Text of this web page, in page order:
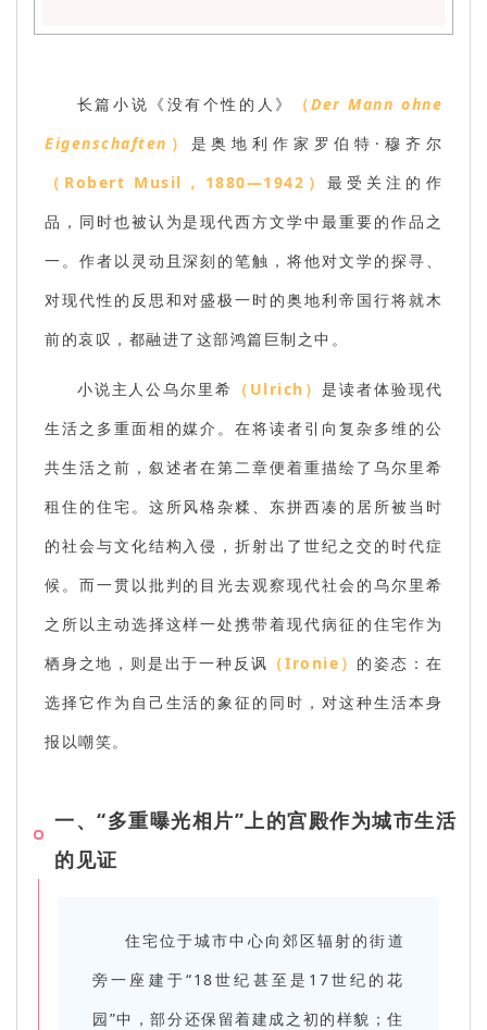
长篇小说《没有个性的人》 （Der Mann ohne
Eigenschaften ） 是奥地利作家罗伯特·穆齐尔
（Robert Musil，1880—1942） 最受关注的作
品，同时也被认为是现代西方文学中最重要的作品之
一。作者以灵动且深刻的笔触，将他对文学的探寻、
对现代性的反思和对盛极一时的奥地利帝国行将就木
前的哀叹，都融进了这部鸿篇巨制之中。
小说主人公乌尔里希 （Ulrich）是读者体验现代
生活之多重面相的媒介。在将读者引向复杂多维的公
共生活之前，叙述者在第二章便着重描绘了乌尔里希
租住的住宅。这所风格杂糅、东拼西凑的居所被当时
的社会与文化结构入侵，折射出了世纪之交的时代症
候。而一贯以批判的目光去观察现代社会的乌尔里希
之所以主动选择这样一处携带着现代病征的住宅作为
栖身之地，则是出于一种反讽 （Ironie） 的姿态：在
选择它作为自己生活的象征的同时，对这种生活本身
报以嘲笑。
一、“多重曝光相片”上的宫殿作为城市生活
的见证
住宅位于城市中心向郊区辐射的街道
旁一座建于“18世纪甚至是17世纪的花
园”中，部分还保留着建成之初的样貌；住